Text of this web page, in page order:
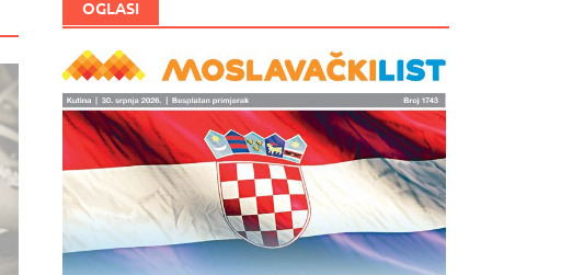
OGLASI